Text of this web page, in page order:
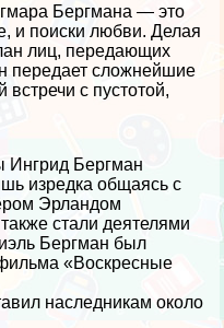
Бергмана — это
и поиски любви. Делая
лиц, передающих
передает сложнейшие
с пустотой,
Ингрид Бергман
изредка общаясь с
Эрландом
стали деятелями
Бергман был
«Воскресные
наследникам около